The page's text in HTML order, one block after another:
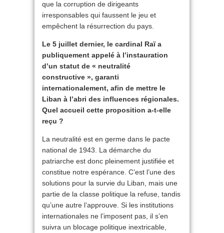
que la corruption de dirigeants
irresponsables qui faussent le jeu et
empêchent la résurrection du pays.
Le 5 juillet dernier, le cardinal Raï a
publiquement appelé à l’instauration
d’un statut de « neutralité
constructive », garanti
internationalement, afin de mettre le
Liban à l’abri des influences régionales.
Quel accueil cette proposition a-t-elle
reçu ?
La neutralité est en germe dans le pacte
national de 1943. La démarche du
patriarche est donc pleinement justifiée et
constitue notre espérance. C’est l’une des
solutions pour la survie du Liban, mais une
partie de la classe politique la refuse, tandis
qu’une autre l’approuve. Si les institutions
internationales ne l’imposent pas, il s’en
suivra un blocage politique inextricable,